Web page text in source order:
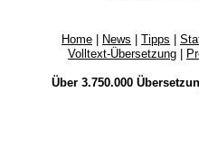
Home News Tipps
Volltext-Übersetzung
Über 3.750.000